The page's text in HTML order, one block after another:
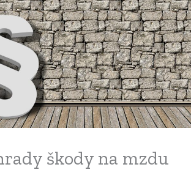
škody na mzdu